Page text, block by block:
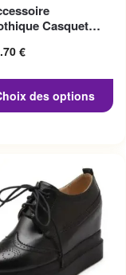
Casquette
€
des options
Les options
être choisies sur la
du produit